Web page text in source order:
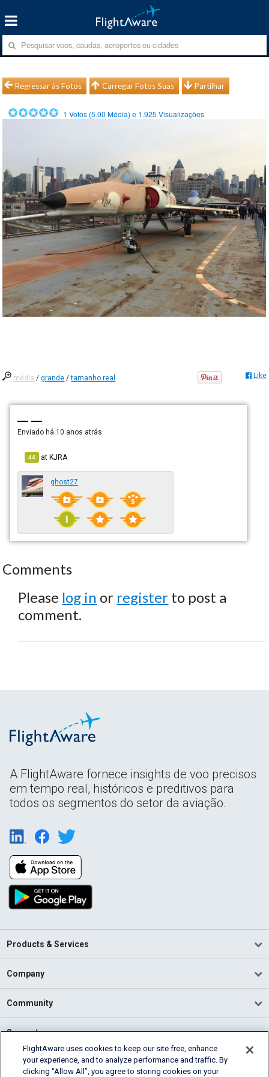
Regressar às Fotos Carregar Fotos Suas Partilhar
1 Votos (5.00 Média) e 1.925 Visualizações
média /grande /tamanho real Like
— —
Enviado há 10 anos atrás
44 atKJRA
ghost27
Comments
Please log in or register to post a
comment.
A FlightAware fornece insights de voo precisos
em tempo real, históricos e preditivos para
todos os segmentos do setor da aviação.
Products & Services
Company
Community
Support
English (USA)
2026 FlightAware
FlightAware uses cookies to keep our site free, enhance
your experience, and to analyze performance and traffic. By
clicking “Allow All”, you agree to storing cookies on your